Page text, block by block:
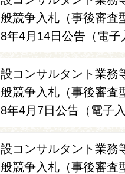
競争入札（事後審
年4月14日公告（電子
設コンサルタント業務
競争入札（事後審
年4月7日公告（電子入
設コンサルタント業務
競争入札（事後審